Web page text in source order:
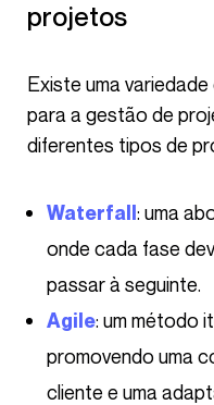
projetos
Existe uma variedade de métodos e abordagens
para a gestão de
diferentes tipos de
Waterfall : uma
onde cada fase
passar à seguinte.
Agile: um método
promovendo uma
cliente e uma